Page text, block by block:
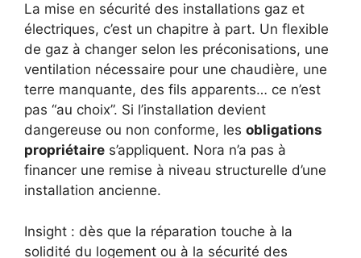
La mise en sécurité des installations gaz et
électriques, c’est un chapitre à part. Un flexible
de gaz à changer selon les préconisations, une
ventilation nécessaire pour une chaudière, une
terre manquante, des fils apparents… ce n’est
pas “au choix”. Si l’installation devient
dangereuse ou non conforme, les obligations
propriétaire s’appliquent. Nora n’a pas à
financer une remise à niveau structurelle d’une
installation ancienne.
Insight : dès que la réparation touche à la
solidité du logement ou à la sécurité des